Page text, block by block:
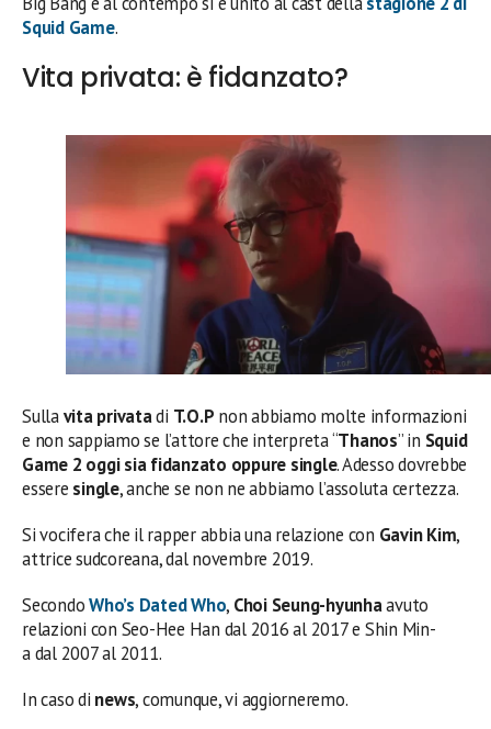
Squid Game.
Vita privata: è fidanzato?
Sullavita privatadi T.O.P non abbiamo molte informazioni
e non sappiamo se l’attore che interpreta “Thanos” in Squid
Game 2 oggi sia fidanzato oppure single. Adesso dovrebbe
essere single, anche se non ne abbiamo l’assoluta certezza.
Si vocifera che il rapper abbia una relazione con Gavin Kim,
attrice sudcoreana, dal novembre 2019.
SecondoWho’s Dated Who, Choi Seung-hyunhaavuto
relazioni con Seo-Hee Han dal 2016 al 2017 e Shin Min-
a dal 2007 al 2011.
In caso di news, comunque, vi aggiorneremo.